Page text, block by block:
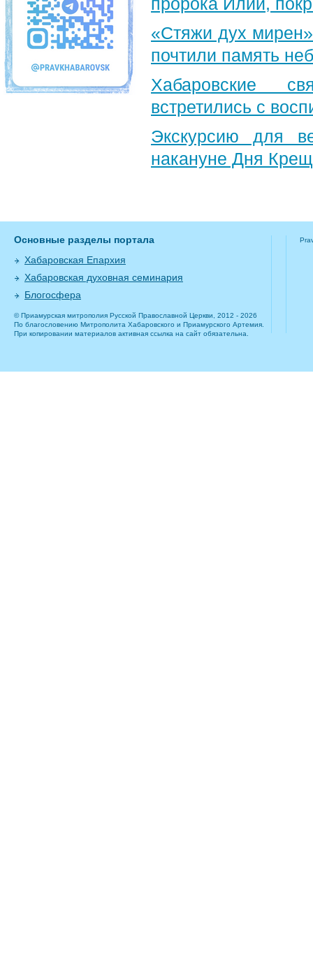
«Стяжи дух
почтили память
Хабаровские
встретились с
Экскурсию для
накануне Дня
Основные разделы портала
Хабаровская Епархия
Хабаровская духовная семинария
Блогосфера
© Приамурская митрополия Русской Православной Церкви, 2012 - 2026
По благословению Митрополита Хабаровского и Приамурского Артемия.
При копировании материалов активная ссылка на сайт обязательна.